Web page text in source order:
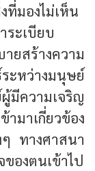
ที่มองไม่เห็น
ระเบียบ
สร้างความ
ะหว่างมนุษย์
ความเจริญ
มาเกี่ยวข้อง
ทางศาสนา
องตนเข้าไป